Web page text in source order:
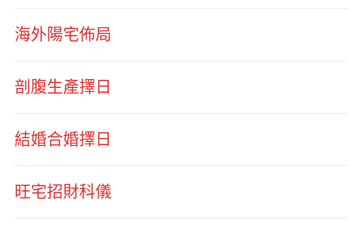
海外陽宅佈局
剖腹生產擇日
結婚合婚擇日
旺宅招財科儀